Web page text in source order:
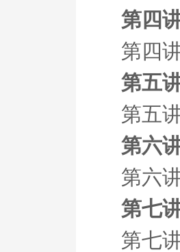
第四
第四
第五
第五
第六
第六
第七
第七